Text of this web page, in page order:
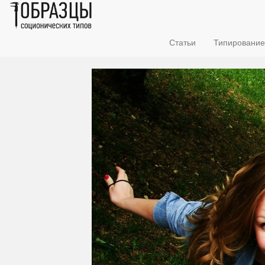
Статьи Типирование